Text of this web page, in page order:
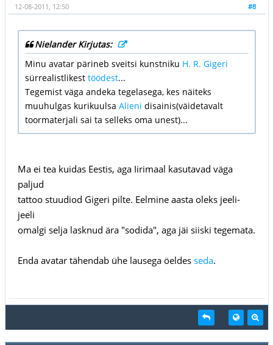
#8
12-08-2011, 12:50
Nielander Kirjutas:
Minu avatar pärineb sveitsi kunstniku H. R. Gigeri
sürrealistlikest töödest...
Tegemist väga andeka tegelasega, kes näiteks
muuhulgas kurikuulsa Alieni disainis(väidetavalt
toormaterjali sai ta selleks oma unest)...
Ma ei tea kuidas Eestis, aga Iirimaal kasutavad väga
paljud
tattoo stuudiod Gigeri pilte. Eelmine aasta oleks jeeli-
jeeli
omalgi selja lasknud ära "sodida", aga jäi siiski tegemata.
Enda avatar tähendab ühe lausega öeldes seda.